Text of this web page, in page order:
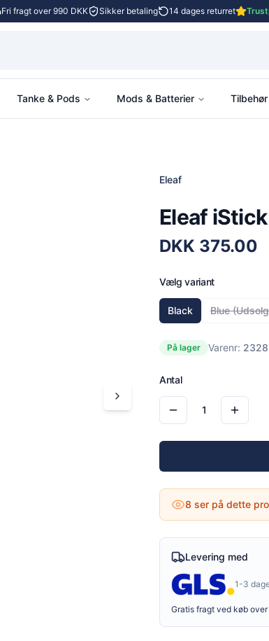
Fri fragt over 990 DKK Sikker betaling 14 dages returret
Tanke & Pods Mods & Batterier Tilbehør
Eleaf
Eleaf
DKK 375.00
Vælg variant
Black Blue
På lager Varenr:
Antal
1
8 ser på dette
Levering med
1-3
Gratis fragt ved køb